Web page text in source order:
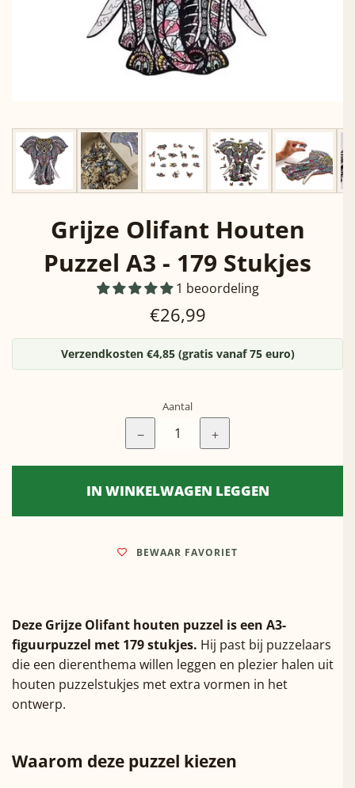
Grijze Olifant Houten
Puzzel A3 - 179 Stukjes
1 beoordeling
Normale
€26,99
Verzendkosten €4,85 (gratis vanaf 75 euro)
Aantal
− +
IN WINKELWAGEN LEGGEN
BEWAAR FAVORIET
Deze Grijze Olifant houten puzzel is een A3-
figuurpuzzel met 179 stukjes. Hij past bij puzzelaars
die een dierenthema willen leggen en plezier halen uit
houten puzzelstukjes met extra vormen in het
ontwerp.
Waarom deze puzzel kiezen